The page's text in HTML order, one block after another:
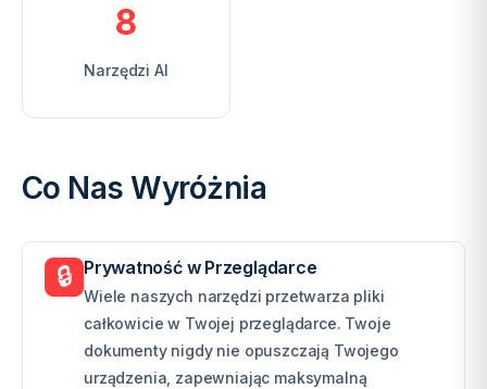
8
Narzędzi AI
Co Nas Wyróżnia
🔒 Prywatność w Przeglądarce
Wiele naszych narzędzi przetwarza pliki
całkowicie w Twojej przeglądarce. Twoje
dokumenty nigdy nie opuszczają Twojego
urządzenia, zapewniając maksymalną